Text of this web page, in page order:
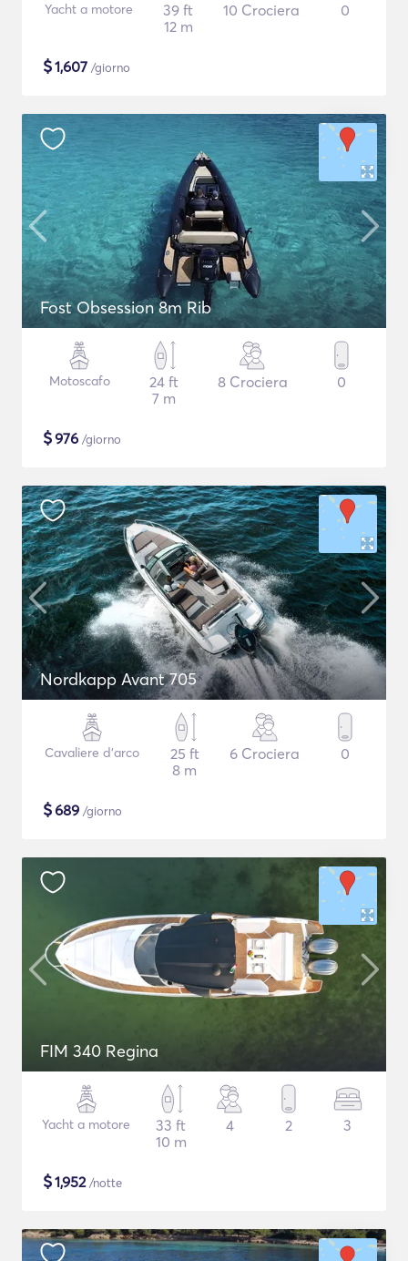
Yacht a motore
39 ft
12 m
10 Crociera 0
$1,607 /giorno
Fost Obsession 8m Rib
Motoscafo
24 ft
7 m
8 Crociera 0
$976 /giorno
Nordkapp Avant 705
Cavaliere d'arco
25 ft
8 m
6 Crociera 0
$689 /giorno
FIM 340 Regina
Yacht a motore
33 ft
10 m
4 2 3
$1,952/notte